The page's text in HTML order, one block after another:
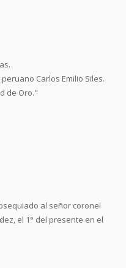
Carlos Emilio Siles.
de Oro."
al señor coronel
el 1° del presente en el